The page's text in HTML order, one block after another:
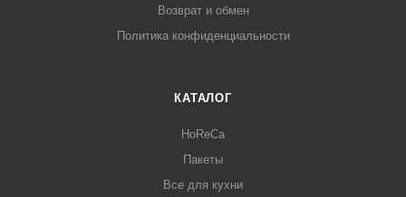
Возврат и обмен
Политика конфиденциальности
КАТАЛОГ
HoReCa
Пакеты
Все для кухни